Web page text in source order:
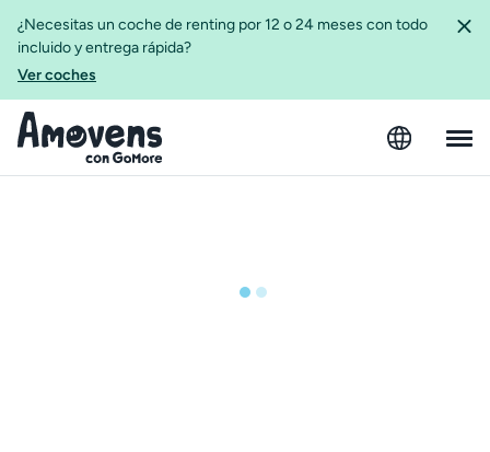
¿Necesitas un coche de renting por 12 o 24 meses con todo
incluido y entrega rápida?
Ver coches